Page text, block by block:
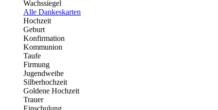
Wachssiegel
Alle Dankeskarten
Hochzeit
Geburt
Konfirmation
Kommunion
Taufe
Firmung
Jugendweihe
Silberhochzeit
Goldene Hochzeit
Trauer
Einschulung